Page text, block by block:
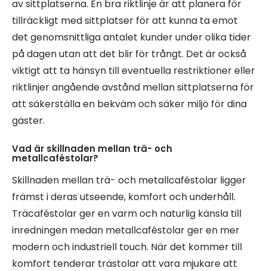
av sittplatserna. En bra riktlinje är att planera för
tillräckligt med sittplatser för att kunna ta emot
det genomsnittliga antalet kunder under olika tider
på dagen utan att det blir för trångt. Det är också
viktigt att ta hänsyn till eventuella restriktioner eller
riktlinjer angående avstånd mellan sittplatserna för
att säkerställa en bekväm och säker miljö för dina
gäster.
Vad är skillnaden mellan trä- och
metallcaféstolar?
Skillnaden mellan trä- och metallcaféstolar ligger
främst i deras utseende, komfort och underhåll.
Träcaféstolar ger en varm och naturlig känsla till
inredningen medan metallcaféstolar ger en mer
modern och industriell touch. När det kommer till
komfort tenderar trästolar att vara mjukare att